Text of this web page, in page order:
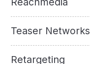
Teaser Networks
Retargeting